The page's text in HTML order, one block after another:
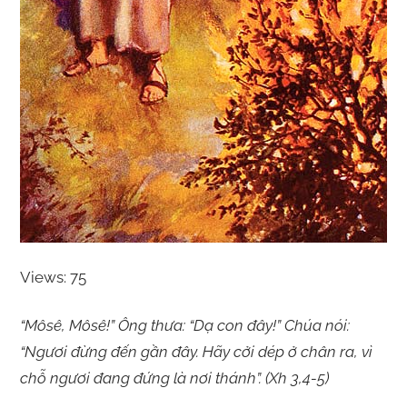
Views: 75
“Môsê, Môsê!” Ông thưa: “Dạ con đây!” Chúa nói:
“Ngươi đừng đến gần đây. Hãy cởi dép ở chân ra, vì
chỗ ngươi đang đứng là nơi thánh”. (Xh 3,4-5)